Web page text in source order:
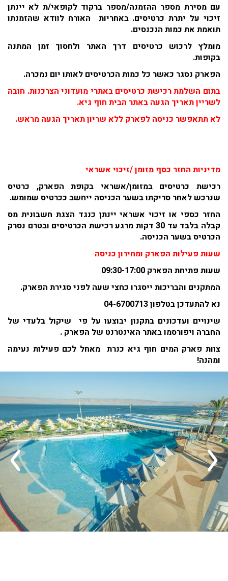
עם מסירת מספר ההזמנה/מספר ברקוד לקופאי/ת לא יינתן
זיכוי על יתרת כרטיסים. באחריות האורח לוודא שהזמנתו
תואמת את כמות הנכנסים.
מומלץ לרכוש כרטיסים דרך האתר ולחסוך זמן המתנה
בקופות.
הפארק נסגר כאשר כל כמות הכרטיסים לאותו יום נמכרה.
בתום השלמת רכישת כרטיסים באתרי מועדוני הצרכנות. חובה
לשריין תאריך הגעה באתר הבית חוף גיא.
לא תתאפשר כניסה לפארק ללא שריון תאריך הגעה מראש.
מדיניות החזר כסף מזומן /זיכוי אשראי
רכישת כרטיסים במזומן/אשראי בקופת הפארק, כרטיס
שנרכש לאחר סריקתו בשער הכניסה ייחשב ככרטיס שמומש.
החזר כספי או זיכוי אשראי יינתן כנגד הצגת חשבונית מס
קבלה בלבד עד 30 דקות מרגע רכישת הכרטיסים ובטרם נסרק
הכרטיס בשער הכניסה.
שעות פעילות הפארק ומחירון כניסה
שעות פתיחת הפארק 09:30-17:00
המתקנים והבריכות ייסגרו כחצי שעה לפני סגירת הפארק.
נא להתעדכן בטלפון 04-6700713
שינויים ועדכונים בתקנון יבוצעו על פי שיקול בלעדי של
החברה ויפורסמו באתר האינטרנט של הפארק .
צוות פארק המים חוף גיא כנרת מאחל לכם פעילות נעימה
ומהנה!